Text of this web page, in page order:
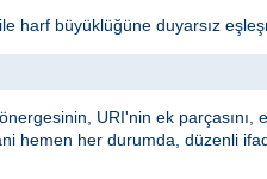
ile harf büyüklüğüne duyarsız
URI'nin ek parçasını,
hemen her durumda, düzenli